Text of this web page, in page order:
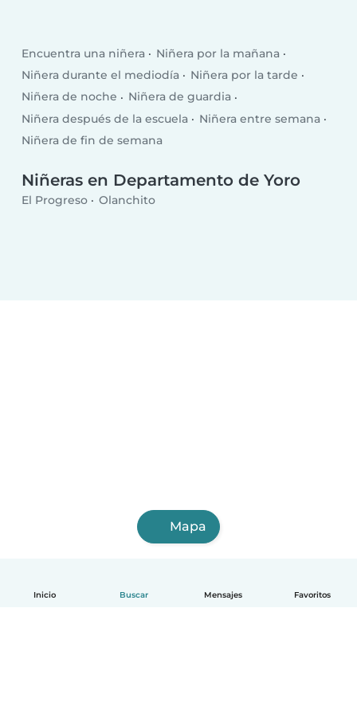
Inicio Buscar Mensajes Favoritos
Encuentra una niñera
Niñera por la mañana
Niñera durante el mediodía
Niñera por la tarde
Niñera de noche
Niñera de guardia
Niñera después de la escuela
Niñera entre semana
Niñera de fin de semana
Niñeras en Departamento de Yoro
El Progreso Olanchito
Mapa